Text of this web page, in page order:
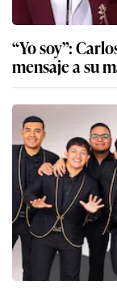
“Yo soy”:
mensaje a su